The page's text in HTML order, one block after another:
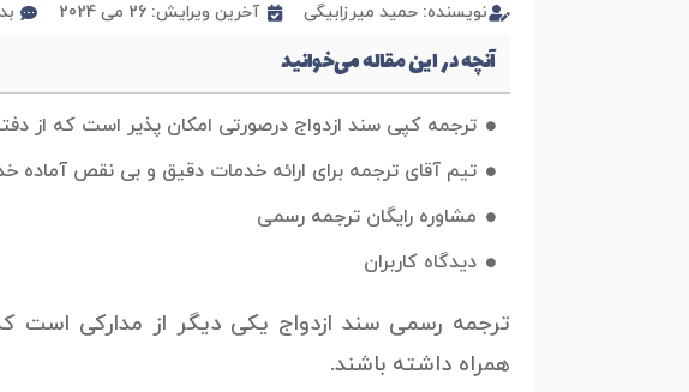
نویسنده:حمید میرزابیگی آخرین ویرایش: 26 می 2024
آنچه در این مقاله می‌خوانید
ترجمه کپی سند ازدواج درصورتی امکان پذیر است که از
تیم آقای ترجمه برای ارائه خدمات دقیق و بی نقص آماده
مشاوره رایگان ترجمه رسمی
دیدگاه کاربران
ترجمه رسمی سند ازدواج یکی دیگر از مدارکی است
همراه داشته باشند.